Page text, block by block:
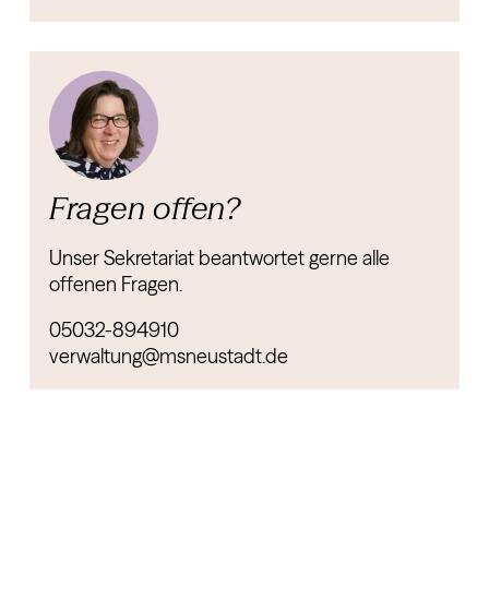
Fragen offen?
Unser Sekretariat beantwortet gerne alle
offenen Fragen.
05032-894910
verwaltung@msneustadt.de